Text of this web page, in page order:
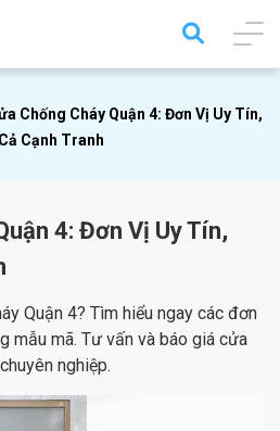
Chống Cháy Quận 4: Đơn Vị Uy Tín,
Cạnh Tranh
4: Đơn Vị Uy Tín,
Quận 4? Tìm hiểu ngay các đơn
mẫu mã. Tư vấn và báo giá cửa
nghiệp.